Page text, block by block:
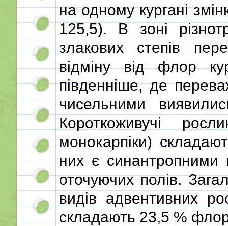
на одному кургані
125,5). В зоні
злакових степів
відміну від флор
південніше, де
чисельними
Короткоживучі
монокарпіки)
них є синантропними
оточуючих полів.
видів адвентивних
складають 23,5 %